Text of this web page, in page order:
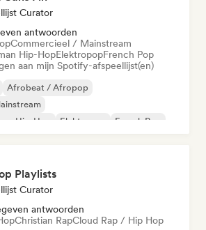
Curator
antwoorden
Commercieel / Mainstream
Hip-HopElektropopFrench Pop
aan mijn Spotify-afspeellijst(en)
Afrobeat / Afropop
Hip-Hop
Elektropop
French Pop
Playlists
Curator
antwoorden
Christian RapCloud Rap / Hip Hop